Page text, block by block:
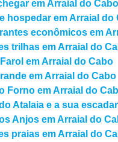
em Arraial do Cabo
hospedar em Arraial do
econômicos em
trilhas em Arraial do
Farol em Arraial do Cabo
em Arraial do Cabo
Forno em Arraial do
Atalaia e a sua
Anjos em Arraial do
praias em Arraial do